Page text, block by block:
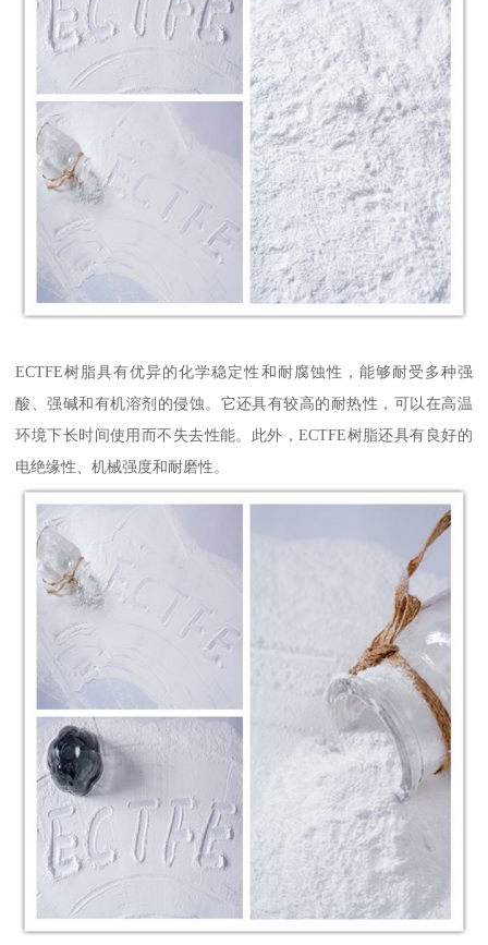
ECTFE树脂具有优异的化学稳定性和耐腐蚀性，能够耐受多种强
酸、强碱和有机溶剂的侵蚀。它还具有较高的耐热性，可以在高温
环境下长时间使用而不失去性能。此外，ECTFE树脂还具有良好的
电绝缘性、机械强度和耐磨性。